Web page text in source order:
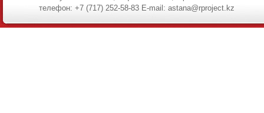
телефон: +7 (717) 252-58-83 E-mail: astana@rproject.kz